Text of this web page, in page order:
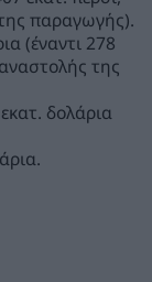
παραγωγής).
(έναντι 278
της
δολάρια